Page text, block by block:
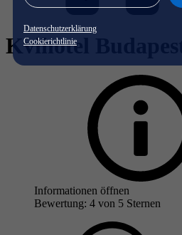
Datenschutzerklärung
Cookierichtlinie
Kvihotel Budapest
Informationen öffnen
Bewertung: 4 von 5 Sternen